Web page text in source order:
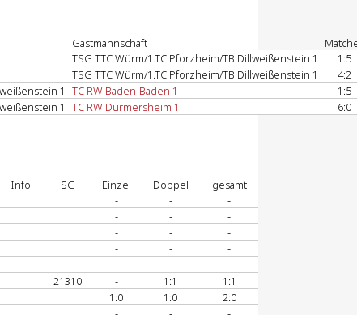
Gastmannschaft
TSG TTC Würm/1.TC Pforzheim/TB Dillweißenstein 1
1:5
TSG TTC Würm/1.TC Pforzheim/TB Dillweißenstein 1
4:2
1 TC RW Baden-Baden 1
1:5
1 TC RW Durmersheim 1 6:0
Info SG Einzel Doppel
gesamt
- -
-
- -
-
- -
-
- -
-
- -
-
21310 - 1:1
1:1
1:0 1:0
2:0